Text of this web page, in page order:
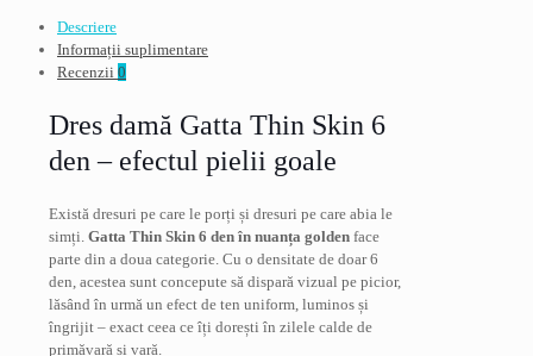
golden
Descriere
Informații suplimentare
Recenzii 0
Dres damă Gatta Thin Skin 6
den – efectul pielii goale
Există dresuri pe care le porți și dresuri pe care abia le
simți. Gatta Thin Skin 6 den în nuanța golden face
parte din a doua categorie. Cu o densitate de doar 6
den, acestea sunt concepute să dispară vizual pe picior,
lăsând în urmă un efect de ten uniform, luminos și
îngrijit – exact ceea ce îți dorești în zilele calde de
primăvară și vară.